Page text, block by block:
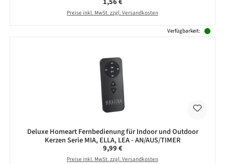
Preise inkl. MwSt. zzgl. Versandkosten
Verfügbarkeit:
Deluxe Homeart Fernbedienung für Indoor und Outdoor
Kerzen Serie MIA, ELLA, LEA - AN/AUS/TIMER
Regulärer Preis:
9,99 €
Preise inkl. MwSt. zzgl. Versandkosten